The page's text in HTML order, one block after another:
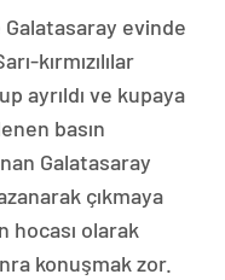
Galatasaray evinde
kırmızılılar
ayrıldı ve kupaya
basın
Galatasaray
çıkmaya
hocası olarak
konuşmak zor.